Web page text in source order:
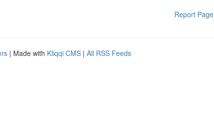
Report Page
| Made with Kliqqi CMS | All RSS Feeds